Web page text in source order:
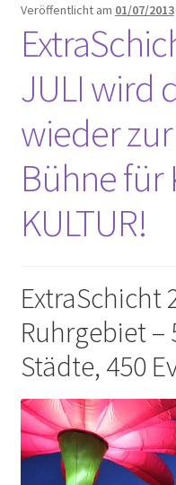
Leinwände
Zeichnen/
Papier
Linoldruck
Zubehör
Bücher
Schule
Geschenke
Veröffentlicht am 01/07/2013
JULI wird
wieder
Bühne für
KULTUR!
ExtraSchicht
Ruhrgebiet –
Städte, 450